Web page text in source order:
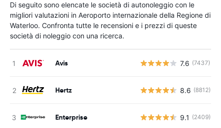
Di seguito sono elencate le società di autonoleggio con le
migliori valutazioni in Aeroporto internazionale della Regione di
Waterloo. Confronta tutte le recensioni e i prezzi di queste
società di noleggio con una ricerca.
Avis 7.6 (7437)
Hertz 8.6 (8812)
Enterprise 9.1 (2409)